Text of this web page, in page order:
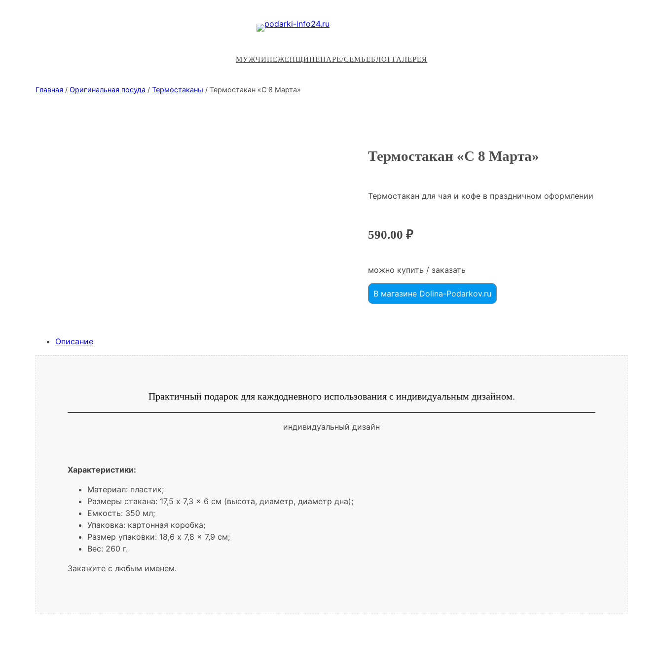
МУЖЧИНЕЖЕНЩИНЕПАРЕ/СЕМЬЕБЛОГГАЛЕРЕЯ
Главная / Оригинальная посуда / Термостаканы / Термостакан «С 8 Марта»
Термостакан «С 8 Марта»
Термостакан для чая и кофе в праздничном оформлении
590.00₽
можно купить / заказать
В магазине Dolina-Podarkov.ru
Описание
Практичный подарок для каждодневного использования с индивидуальным дизайном.
индивидуальный дизайн
Характеристики:
Материал: пластик;
Размеры стакана: 17,5 x 7,3 x 6 см (высота, диаметр, диаметр дна);
Емкость: 350 мл;
Упаковка: картонная коробка;
Размер упаковки: 18,6 x 7,8 x 7,9 см;
Вес: 260 г.
Закажите с любым именем.